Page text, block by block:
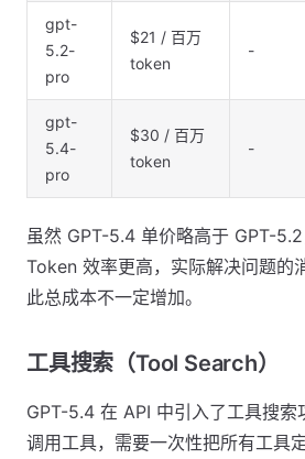
gpt-
5.2-
pro
$21 / 百万
token
-
gpt-
5.4-
pro
$30 / 百万
token
-
虽然 GPT-5.4 单价略高于 GPT-
Token 效率更高，实际解决问题的
此总成本不一定增加。
工具搜索（Tool Search）
GPT-5.4 在 API 中引入了工具搜索
调用工具，需要一次性把所有工具